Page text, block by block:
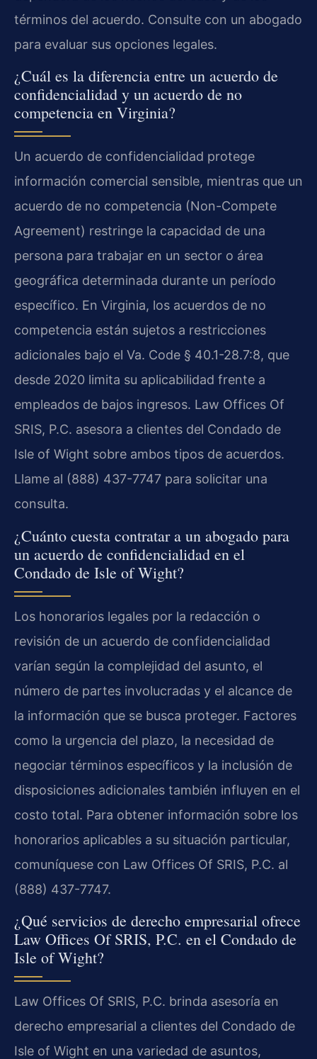
términos del acuerdo. Consulte con un abogado
para evaluar sus opciones legales.
¿Cuál es la diferencia entre un acuerdo de
confidencialidad y un acuerdo de no
competencia en Virginia?
Un acuerdo de confidencialidad protege
información comercial sensible, mientras que un
acuerdo de no competencia (Non-Compete
Agreement) restringe la capacidad de una
persona para trabajar en un sector o área
geográfica determinada durante un período
específico. En Virginia, los acuerdos de no
competencia están sujetos a restricciones
adicionales bajo el Va. Code § 40.1-28.7:8, que
desde 2020 limita su aplicabilidad frente a
empleados de bajos ingresos. Law Offices Of
SRIS, P.C. asesora a clientes del Condado de
Isle of Wight sobre ambos tipos de acuerdos.
Llame al (888) 437-7747 para solicitar una
consulta.
¿Cuánto cuesta contratar a un abogado para
un acuerdo de confidencialidad en el
Condado de Isle of Wight?
Los honorarios legales por la redacción o
revisión de un acuerdo de confidencialidad
varían según la complejidad del asunto, el
número de partes involucradas y el alcance de
la información que se busca proteger. Factores
como la urgencia del plazo, la necesidad de
negociar términos específicos y la inclusión de
disposiciones adicionales también influyen en el
costo total. Para obtener información sobre los
honorarios aplicables a su situación particular,
comuníquese con Law Offices Of SRIS, P.C. al
(888) 437-7747.
¿Qué servicios de derecho empresarial ofrece
Law Offices Of SRIS, P.C. en el Condado de
Isle of Wight?
Law Offices Of SRIS, P.C. brinda asesoría en
derecho empresarial a clientes del Condado de
Isle of Wight en una variedad de asuntos,